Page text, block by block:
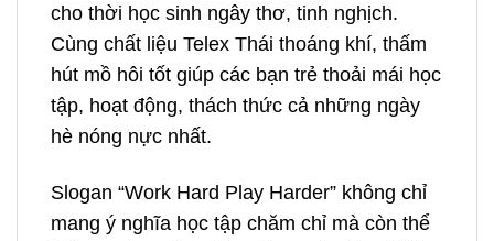
cho thời học sinh ngây thơ, tinh nghịch.
Cùng chất liệu Telex Thái thoáng khí, thấm
hút mồ hôi tốt giúp các bạn trẻ thoải mái học
tập, hoạt động, thách thức cả những ngày
hè nóng nực nhất.
Slogan “Work Hard Play Harder” không chỉ
mang ý nghĩa học tập chăm chỉ mà còn thể